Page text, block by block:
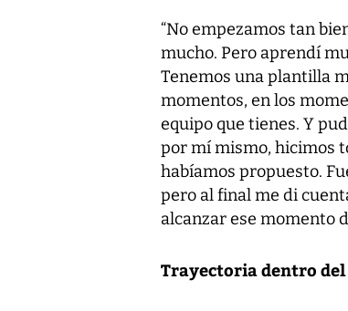
“No empezamos tan
mucho. Pero aprendí
Tenemos una plantilla
momentos, en los
equipo que tienes. Y
por mí mismo, hicimos
habíamos propuesto.
pero al final me di
alcanzar ese momento
Trayectoria dentro